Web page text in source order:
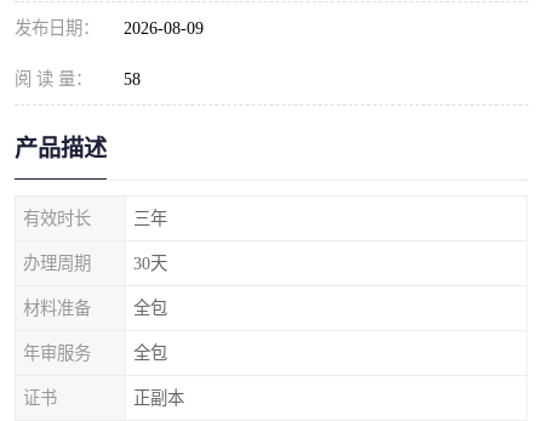
发布日期： 2026-08-09
阅 读 量： 58
产品描述
有效时长 三年
办理周期 30天
材料准备 全包
年审服务 全包
证书 正副本